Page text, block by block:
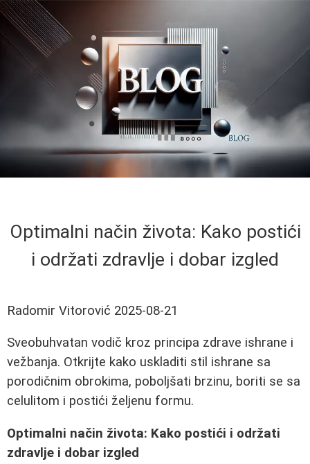
Optimalni način života: Kako postići
i održati zdravlje i dobar izgled
Radomir Vitorović 2025-08-21
Sveobuhvatan vodič kroz principa zdrave ishrane i
vežbanja. Otkrijte kako uskladiti stil ishrane sa
porodičnim obrokima, poboljšati brzinu, boriti se sa
celulitom i postići željenu formu.
Optimalni način života: Kako postići i održati
zdravlje i dobar izgled